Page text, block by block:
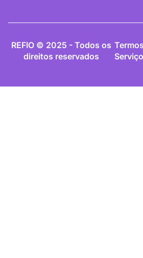
REFIO © 2025 - Todos os
direitos reservados